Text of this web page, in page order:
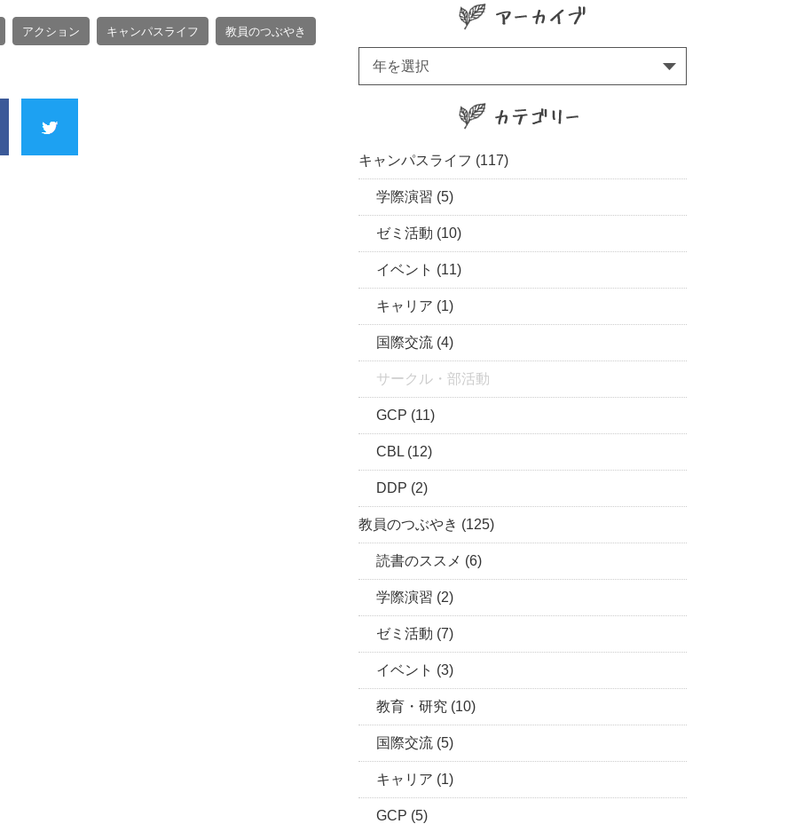
アクション キャンパスライフ 教員のつぶやき
年を選択
キャンパスライフ (117)
学際演習 (5)
ゼミ活動 (10)
イベント (11)
キャリア (1)
国際交流 (4)
サークル・部活動
GCP (11)
CBL (12)
DDP (2)
教員のつぶやき (125)
読書のススメ (6)
学際演習 (2)
ゼミ活動 (7)
イベント (3)
教育・研究 (10)
国際交流 (5)
キャリア (1)
GCP (5)